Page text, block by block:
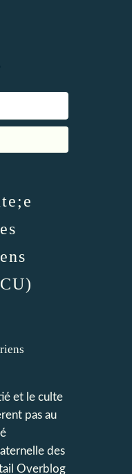
et le culte
pas au
des
Overblog